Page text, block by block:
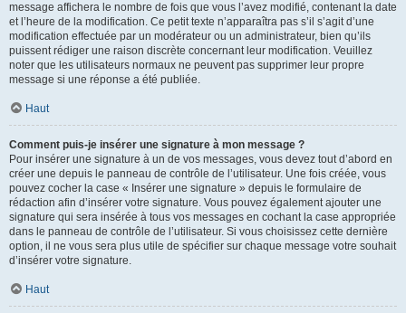
message affichera le nombre de fois que vous l’avez modifié, contenant la date
et l’heure de la modification. Ce petit texte n’apparaîtra pas s’il s’agit d’une
modification effectuée par un modérateur ou un administrateur, bien qu’ils
puissent rédiger une raison discrète concernant leur modification. Veuillez
noter que les utilisateurs normaux ne peuvent pas supprimer leur propre
message si une réponse a été publiée.
Haut
Comment puis-je insérer une signature à mon message ?
Pour insérer une signature à un de vos messages, vous devez tout d’abord en
créer une depuis le panneau de contrôle de l’utilisateur. Une fois créée, vous
pouvez cocher la case « Insérer une signature » depuis le formulaire de
rédaction afin d’insérer votre signature. Vous pouvez également ajouter une
signature qui sera insérée à tous vos messages en cochant la case appropriée
dans le panneau de contrôle de l’utilisateur. Si vous choisissez cette dernière
option, il ne vous sera plus utile de spécifier sur chaque message votre souhait
d’insérer votre signature.
Haut